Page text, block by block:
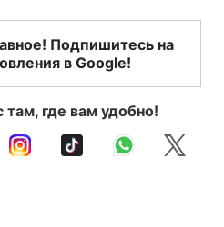
Подпишитесь на
в Google!
там, где вам удобно!